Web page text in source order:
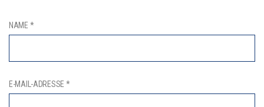
NAME *
E-MAIL-ADRESSE *